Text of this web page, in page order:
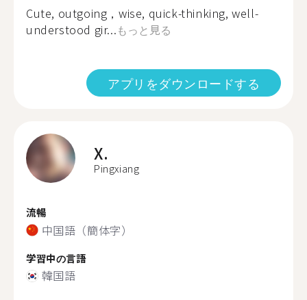
Cute, outgoing，wise, quick-thinking, well-
understood gir...もっと見る
アプリをダウンロードする
X.
Pingxiang
流暢
中国語（簡体字）
学習中の言語
韓国語